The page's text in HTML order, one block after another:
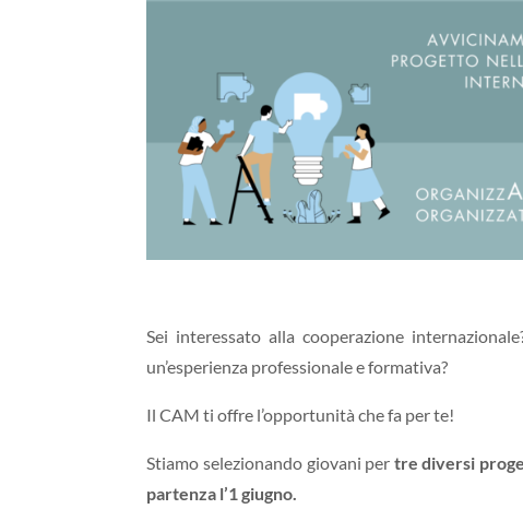
Sei interessato alla cooperazione
un’esperienza professionale e formativa?
Il CAM ti offre l’opportunità che fa per te!
Stiamo selezionando giovani per tre diversi
partenza l’1 giugno.